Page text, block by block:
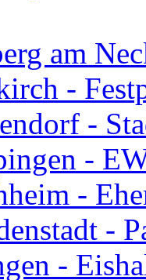
am
-
-
-
-
-
-